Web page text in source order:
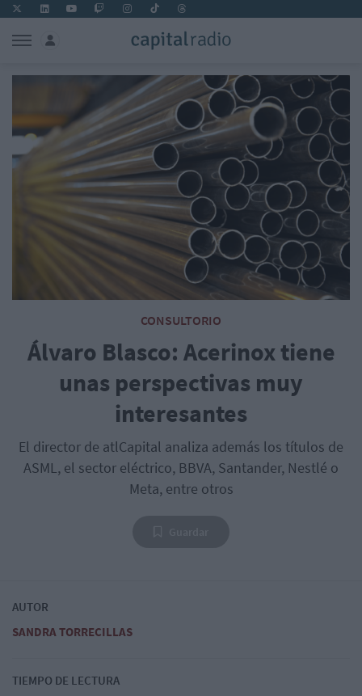
CONSULTORIO
Álvaro Blasco: Acerinox tiene
unas perspectivas muy
interesantes
El director de atlCapital analiza además los títulos de
ASML, el sector eléctrico, BBVA, Santander, Nestlé o
Meta, entre otros
AUTOR
SANDRA TORRECILLAS
TIEMPO DE LECTURA